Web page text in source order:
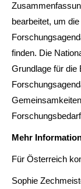
bearbeitet, um
finden. Die
Grundlage für die
Mehr
Für Österreich
Sophie